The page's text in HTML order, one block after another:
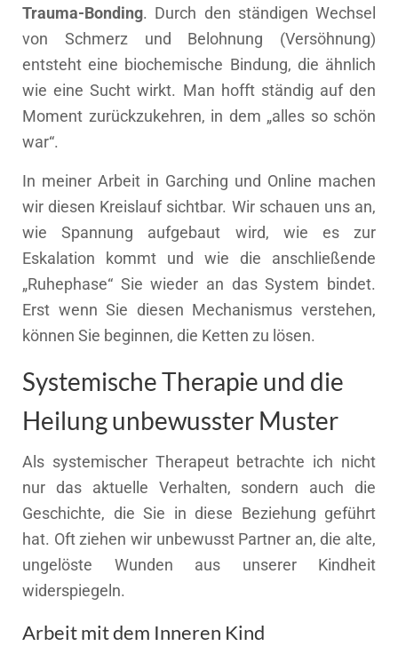
Trauma-Bonding. Durch den ständigen Wechsel
von Schmerz und Belohnung (Versöhnung)
entsteht eine biochemische Bindung, die ähnlich
wie eine Sucht wirkt. Man hofft ständig auf den
Moment zurückzukehren, in dem „alles so schön
war“.
In meiner Arbeit in Garching und Online machen
wir diesen Kreislauf sichtbar. Wir schauen uns an,
wie Spannung aufgebaut wird, wie es zur
Eskalation kommt und wie die anschließende
„Ruhephase“ Sie wieder an das System bindet.
Erst wenn Sie diesen Mechanismus verstehen,
können Sie beginnen, die Ketten zu lösen.
Systemische Therapie und die
Heilung unbewusster Muster
Als systemischer Therapeut betrachte ich nicht
nur das aktuelle Verhalten, sondern auch die
Geschichte, die Sie in diese Beziehung geführt
hat. Oft ziehen wir unbewusst Partner an, die alte,
ungelöste Wunden aus unserer Kindheit
widerspiegeln.
Arbeit mit dem Inneren Kind